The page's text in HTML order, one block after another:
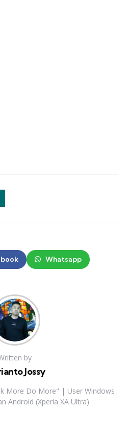
Whatsapp
by
Jossy
More Do More" | User Windows
Android (Xperia XA Ultra)